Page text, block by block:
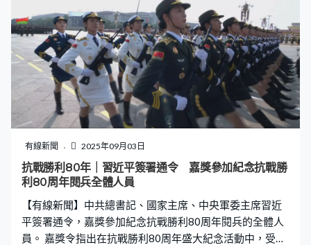
史節點和歷史場景為主線，通過音樂、舞蹈、情境戲劇等
多種舞台藝術形式，突出表現中國共產黨在全民族抗戰中
的中流砥柱作用。
有線新聞 2025年09月03日
抗戰勝利80年｜習近平簽署通令 嘉獎參加紀念抗戰勝
利80周年閱兵全體人員
【有線新聞】中共總書記、國家主席、中央軍委主席習近
平簽署通令，嘉獎參加紀念抗戰勝利80周年閱兵的全體人
員。 嘉獎令指出在抗戰勝利80周年盛大紀念活動中，受閱